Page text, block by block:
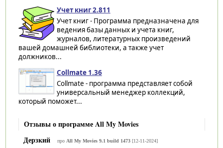
Учет книг 2.811
Учет книг - Программа предназначена для
ведения базы данных и учета книг,
журналов, литературных произведений
вашей домашней библиотеки, а также учет
должников...
Collmate 1.36
Collmate - программа представляет собой
универсальный менеджер коллекций,
который поможет...
Отзывы о программе All My Movies
Дерзкий
про All My Movies 9.1 build 1473[12-11-2024]